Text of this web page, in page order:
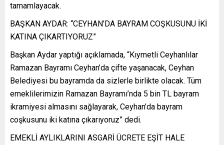
tamamlayacak.
BAŞKAN AYDAR: “CEYHAN’DA BAYRAM COŞKUSUNU İKİ
KATINA ÇIKARTIYORUZ”
Başkan Aydar yaptığı açıklamada, “Kıymetli Ceyhanlılar
Ramazan Bayramı Ceyhan’da çifte yaşanacak, Ceyhan
Belediyesi bu bayramda da sizlerle birlikte olacak. Tüm
emeklilerimizin Ramazan Bayramı’nda 5 bin TL bayram
ikramiyesi almasını sağlayarak, Ceyhan’da bayram
coşkusunu iki katına çıkarıyoruz” dedi.
EMEKLİ AYLIKLARINI ASGARİ ÜCRETE EŞİT HALE